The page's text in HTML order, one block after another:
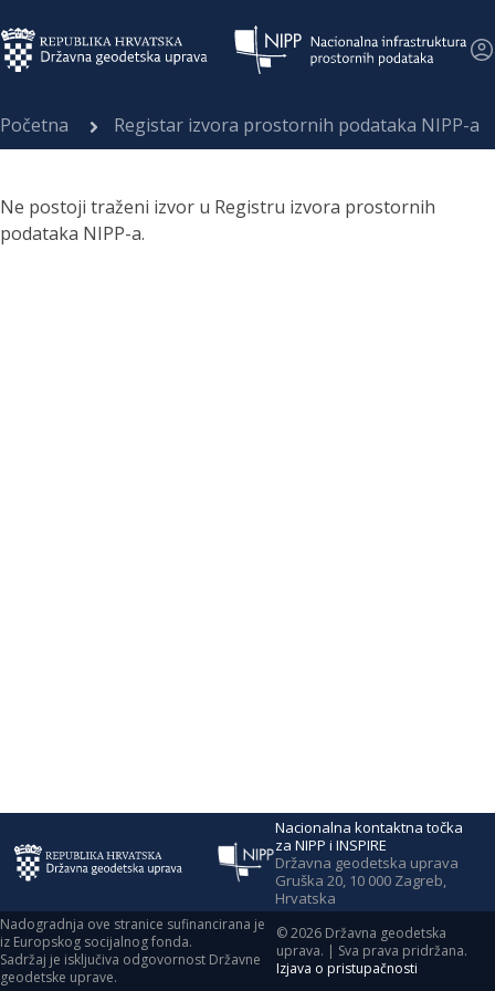
Početna Registar izvora prostornih podataka NIPP-a
Ne postoji traženi izvor u Registru izvora prostornih
podataka NIPP-a.
Nacionalna kontaktna točka
za NIPP i INSPIRE
Državna geodetska uprava
Gruška 20, 10 000 Zagreb,
Hrvatska
Nadogradnja ove stranice sufinancirana je
iz Europskog socijalnog fonda.
Sadržaj je isključiva odgovornost Državne
geodetske uprave.
©2026 Državna geodetska
uprava. | Sva prava pridržana.
Izjava o pristupačnosti